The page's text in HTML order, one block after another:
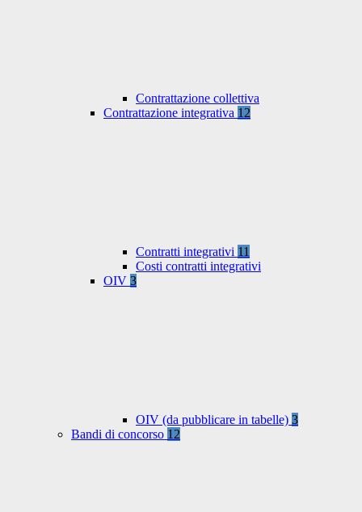
Contrattazione collettiva
Contrattazione integrativa 12
Contratti integrativi 11
Costi contratti integrativi
OIV 3
OIV (da pubblicare in tabelle) 3
Bandi di concorso 12